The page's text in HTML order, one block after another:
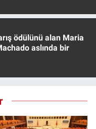
ödülünü alan Maria
aslında bir